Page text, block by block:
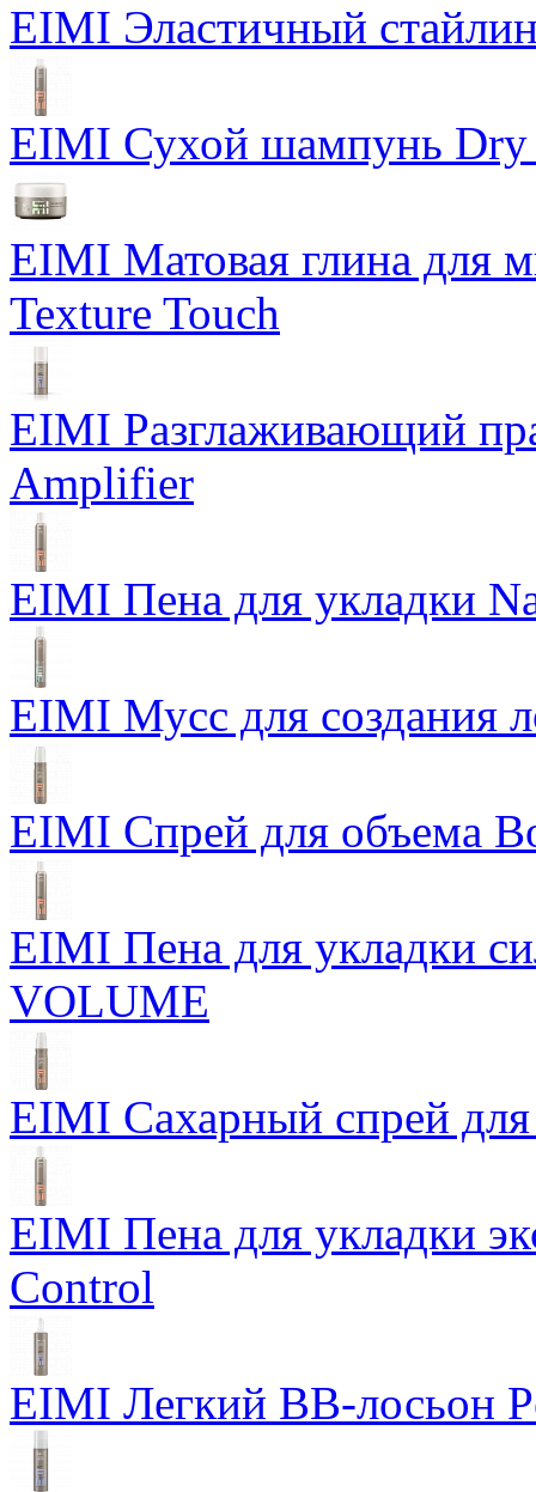
EIMI Эластичный
EIMI Сухой шампунь Dry
EIMI Матовая глина для
Texture Touch
EIMI Разглаживающий
Amplifier
EIMI Пена для укладки
EIMI Мусс для создания
EIMI Спрей для объема
EIMI Пена для укладки
VOLUME
EIMI Сахарный спрей
EIMI Пена для укладки
Control
EIMI Легкий BB-лосьон